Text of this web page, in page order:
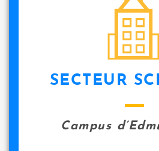
SECTEUR
Campus